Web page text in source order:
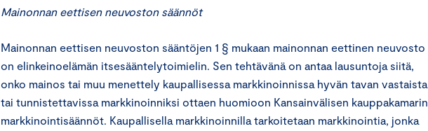
Mainonnan eettisen neuvoston säännöt
Mainonnan eettisen neuvoston sääntöjen 1 § mukaan mainonnan eettinen neuvosto
on elinkeinoelämän itsesääntelytoimielin. Sen tehtävänä on antaa lausuntoja siitä,
onko mainos tai muu menettely kaupallisessa markkinoinnissa hyvän tavan vastaista
tai tunnistettavissa markkinoinniksi ottaen huomioon Kansainvälisen kauppakamarin
markkinointisäännöt. Kaupallisella markkinoinnilla tarkoitetaan markkinointia, jonka